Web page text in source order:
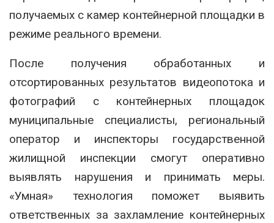
получаемых с камер контейнерной площадки в
режиме реального времени.
После получения обработанных и
отсортированных результатов видеопотока и
фотографий с контейнерных площадок
муниципальные специалисты, региональный
оператор и инспекторы государственной
жилищной инспекции смогут оперативно
выявлять нарушения и принимать меры.
«Умная» технология поможет выявить
ответственных за захламление контейнерных